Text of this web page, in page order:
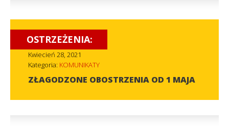
OSTRZEŻENIA:
Kwiecień 28, 2021
Kategoria: KOMUNIKATY
ZŁAGODZONE OBOSTRZENIA OD 1 MAJA